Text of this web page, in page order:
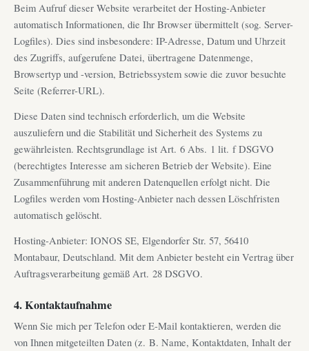
Beim Aufruf dieser Website verarbeitet der Hosting-Anbieter
automatisch Informationen, die Ihr Browser übermittelt (sog. Server-
Logfiles). Dies sind insbesondere: IP-Adresse, Datum und Uhrzeit
des Zugriffs, aufgerufene Datei, übertragene Datenmenge,
Browsertyp und -version, Betriebssystem sowie die zuvor besuchte
Seite (Referrer-URL).
Diese Daten sind technisch erforderlich, um die Website
auszuliefern und die Stabilität und Sicherheit des Systems zu
gewährleisten. Rechtsgrundlage ist Art. 6 Abs. 1 lit. f DSGVO
(berechtigtes Interesse am sicheren Betrieb der Website). Eine
Zusammenführung mit anderen Datenquellen erfolgt nicht. Die
Logfiles werden vom Hosting-Anbieter nach dessen Löschfristen
automatisch gelöscht.
Hosting-Anbieter: IONOS SE, Elgendorfer Str. 57, 56410
Montabaur, Deutschland. Mit dem Anbieter besteht ein Vertrag über
Auftragsverarbeitung gemäß Art. 28 DSGVO.
4. Kontaktaufnahme
Wenn Sie mich per Telefon oder E-Mail kontaktieren, werden die
von Ihnen mitgeteilten Daten (z. B. Name, Kontaktdaten, Inhalt der